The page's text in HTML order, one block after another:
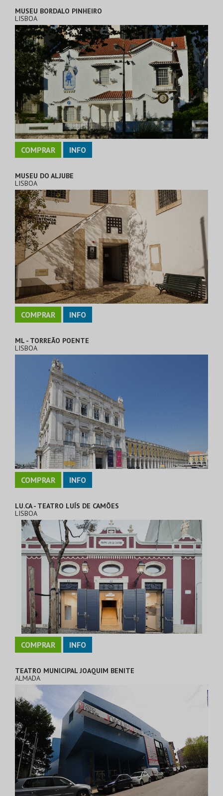
MUSEU BORDALO PINHEIRO
LISBOA
COMPRAR INFO
MUSEU DO ALJUBE
LISBOA
COMPRAR INFO
ML - TORREÃO POENTE
LISBOA
COMPRAR INFO
LU.CA - TEATRO LUÍS DE CAMÕES
LISBOA
COMPRAR INFO
TEATRO MUNICIPAL JOAQUIM BENITE
ALMADA